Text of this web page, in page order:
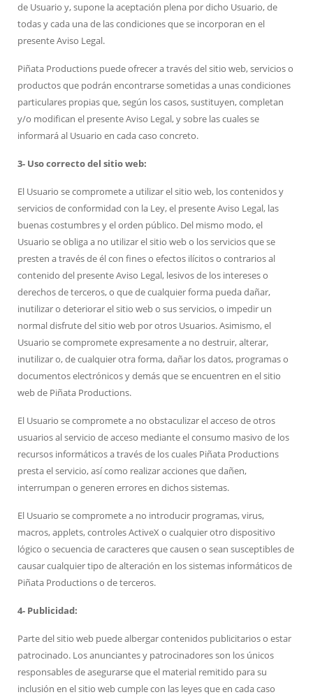
de Usuario y, supone la aceptación plena por dicho Usuario, de
todas y cada una de las condiciones que se incorporan en el
presente Aviso Legal.
Piñata Productions puede ofrecer a través del sitio web, servicios o
productos que podrán encontrarse sometidas a unas condiciones
particulares propias que, según los casos, sustituyen, completan
y/o modifican el presente Aviso Legal, y sobre las cuales se
informará al Usuario en cada caso concreto.
3- Uso correcto del sitio web:
El Usuario se compromete a utilizar el sitio web, los contenidos y
servicios de conformidad con la Ley, el presente Aviso Legal, las
buenas costumbres y el orden público. Del mismo modo, el
Usuario se obliga a no utilizar el sitio web o los servicios que se
presten a través de él con fines o efectos ilícitos o contrarios al
contenido del presente Aviso Legal, lesivos de los intereses o
derechos de terceros, o que de cualquier forma pueda dañar,
inutilizar o deteriorar el sitio web o sus servicios, o impedir un
normal disfrute del sitio web por otros Usuarios. Asimismo, el
Usuario se compromete expresamente a no destruir, alterar,
inutilizar o, de cualquier otra forma, dañar los datos, programas o
documentos electrónicos y demás que se encuentren en el sitio
web de Piñata Productions.
El Usuario se compromete a no obstaculizar el acceso de otros
usuarios al servicio de acceso mediante el consumo masivo de los
recursos informáticos a través de los cuales Piñata Productions
presta el servicio, así como realizar acciones que dañen,
interrumpan o generen errores en dichos sistemas.
El Usuario se compromete a no introducir programas, virus,
macros, applets, controles ActiveX o cualquier otro dispositivo
lógico o secuencia de caracteres que causen o sean susceptibles de
causar cualquier tipo de alteración en los sistemas informáticos de
Piñata Productionso de terceros.
4- Publicidad:
Parte del sitio web puede albergar contenidos publicitarios o estar
patrocinado. Los anunciantes y patrocinadores son los únicos
responsables de asegurarse que el material remitido para su
inclusión en el sitio web cumple con las leyes que en cada caso